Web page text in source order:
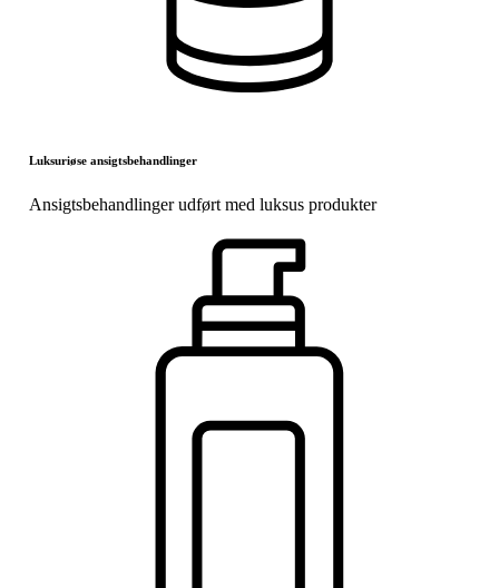
Luksuriøse ansigtsbehandlinger
Ansigtsbehandlinger udført med luksus produkter